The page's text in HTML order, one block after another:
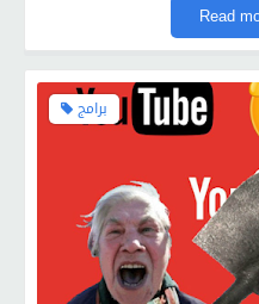
Read
برامج